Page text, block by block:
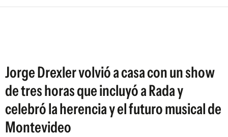
ARGENTINA
Jorge Drexler volvió a casa con un show
de tres horas que incluyó a Rada y
celebró la herencia y el futuro musical de
Montevideo